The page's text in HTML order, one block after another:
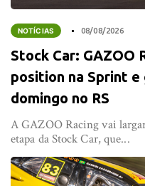
NOTÍCIAS 08/08/2026
Stock Car: GAZOO
position na Sprint
domingo no RS
A GAZOO Racing vai
etapa da Stock Car, que...